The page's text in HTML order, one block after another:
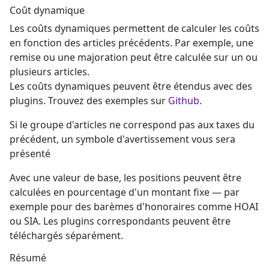
Coût dynamique
Les coûts dynamiques permettent de calculer les coûts
en fonction des articles précédents. Par exemple, une
remise ou une majoration peut être calculée sur un ou
plusieurs articles.
Les coûts dynamiques peuvent être étendus avec des
plugins. Trouvez des exemples sur Github.
Si le groupe d'articles ne correspond pas aux taxes du
précédent, un symbole d'avertissement vous sera
présenté
Avec une valeur de base, les positions peuvent être
calculées en pourcentage d'un montant fixe — par
exemple pour des barèmes d'honoraires comme HOAI
ou SIA. Les plugins correspondants peuvent être
téléchargés séparément.
Résumé